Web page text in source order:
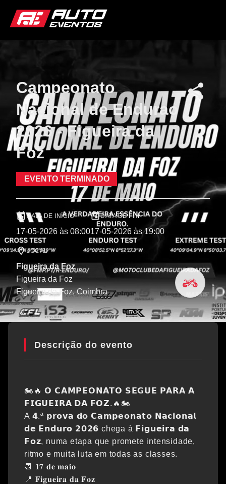
Campeonato
Nacional de Endurao
2026 - Figueira da
Foz
EVENTO TERMINADO
DATA DE INÍCIO
17-05-2026 às 08:00
DATA DE FIM
17-05-2026 às 19:00
LOCAL
Figueira da Foz
Figueira da Foz
Figueira da Foz, Coimbra
Descrição do evento
🏍️🔥 𝗢 𝗖𝗔𝗠𝗣𝗘𝗢𝗡𝗔𝗧𝗢 𝗦𝗘𝗚𝗨𝗘 𝗣𝗔𝗥𝗔 𝗔
𝗙𝗜𝗚𝗨𝗘𝗜𝗥𝗔 𝗗𝗔 𝗙𝗢𝗭.🔥🏍️
A 𝟰.ª 𝗽𝗿𝗼𝘃𝗮 𝗱𝗼 𝗖𝗮𝗺𝗽𝗲𝗼𝗻𝗮𝘁𝗼 𝗡𝗮𝗰𝗶𝗼𝗻𝗮𝗹
𝗱𝗲 𝗘𝗻𝗱𝘂𝗿𝗼 𝟮𝟬𝟮𝟲 chega à 𝗙𝗶𝗴𝘂𝗲𝗶𝗿𝗮 𝗱𝗮
𝗙𝗼𝘇, numa etapa que promete intensidade,
ritmo e muita luta em todas as classes.
📆 𝟏𝟕 𝐝𝐞 𝐦𝐚𝐢𝐨
📍 𝐅𝐢𝐠𝐮𝐞𝐢𝐫𝐚 𝐝𝐚 𝐅𝐨𝐳